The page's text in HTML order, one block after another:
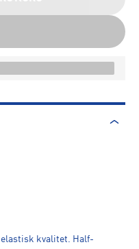
elastisk kvalitet. Half-